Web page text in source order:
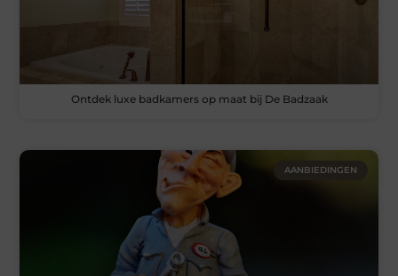
Ontdek luxe badkamers op maat bij De Badzaak
AANBIEDINGEN